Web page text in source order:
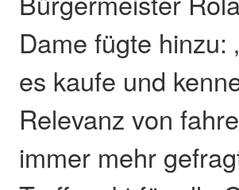
Dame fügte hinzu:
es kaufe und
Relevanz von
immer mehr